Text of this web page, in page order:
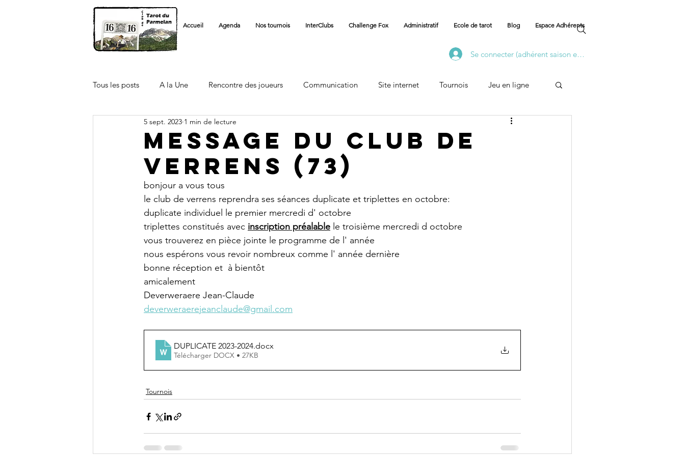
Accueil Agenda Nos tournois InterClubs Challenge Fox Administratif Ecole de tarot Blog Espace Adhérents
Se connecter (adhérent saison en cours)
Tous les posts A la Une Rencontre des joueurs Communication Site internet Tournois Jeu en ligne
Licenciés FFT Autre Club
message du club de
verrens (73)
5 sept. 2023 1 min de lecture
bonjour a vous tous
le club de verrens reprendra ses séances duplicate et triplettes en octobre:
duplicate individuel le premier mercredi d' octobre
triplettes constitués avec inscription préalable le troisième mercredi d octobre
vous trouverez en pièce jointe le programme de l' année
nous espérons vous revoir nombreux comme l' année dernière
bonne réception et  à bientôt
amicalement
Deverweraere Jean-Claude
deverweraerejeanclaude@gmail.com
DUPLICATE 2023-2024.docx
Télécharger DOCX • 27KB
Tournois